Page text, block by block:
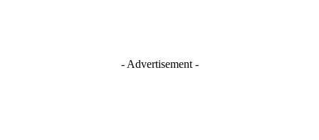
- Advertisement -